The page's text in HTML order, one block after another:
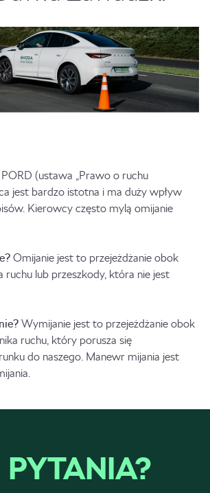
(ustawa „Prawo o ruchu
jest bardzo istotna i ma duży wpływ
Kierowcy często mylą omijanie
Omijanie jest to przejeżdżanie obok
ruchu lub przeszkody, która nie jest
Wymijanie jest to przejeżdżanie obok
ruchu, który porusza się
do naszego. Manewr mijania jest